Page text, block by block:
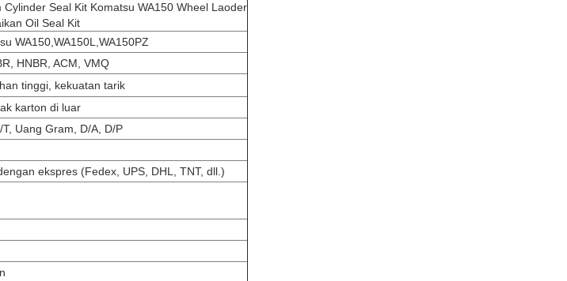
Seal Kit Komatsu WA150 Wheel Laoder
Oil Seal Kit
WA150,WA150L,WA150PZ
HNBR, ACM, VMQ
tinggi, kekuatan tarik
karton di luar
Uang Gram, D/A, D/P
ekspres (Fedex, UPS, DHL, TNT, dll.)